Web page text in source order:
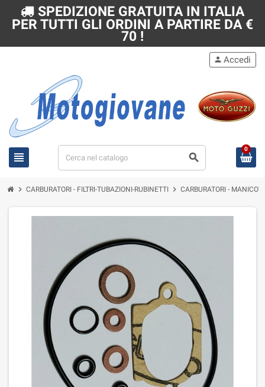
SPEDIZIONE GRATUITA IN ITALIA
PER TUTTI GLI ORDINI A PARTIRE DA €
70 !
view_headline search
person Accedi
0
chevron_right CARBURATORI - FILTRI-TUBAZIONI-RUBINETTI chevron_right CARBURATORI -